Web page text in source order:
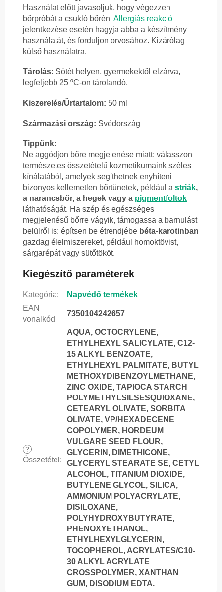
Használat előtt javasoljuk, hogy végezzen
bőrpróbát a csukló bőrén. Allergiás reakció
jelentkezése esetén hagyja abba a készítmény
használatát, és forduljon orvosához. Kizárólag
külső használatra.
Tárolás: Sötét helyen, gyermekektől elzárva,
legfeljebb 25 ºC-on tárolandó.
Kiszerelés/Űrtartalom: 50 ml
Származási ország: Svédország
Tippünk:
Ne aggódjon bőre megjelenése miatt: válasszon
természetes összetételű kozmetikumaink széles
kínálatából, amelyek segíthetnek enyhíteni
bizonyos kellemetlen bőrtünetek, például a striák,
a narancsbőr, a hegek vagy a pigmentfoltok
láthatóságát. Ha szép és egészséges
megjelenésű bőrre vágyik, támogassa a barnulást
belülről is: építsen be étrendjébe béta-karotinban
gazdag élelmiszereket, például homoktövist,
sárgarépát vagy sütőtököt.
Kiegészítő paraméterek
Kategória:
Napvédő termékek
EAN
vonalkód:
7350104242657
?
Összetétel :
AQUA, OCTOCRYLENE,
ETHYLHEXYL SALICYLATE, C12-
15 ALKYL BENZOATE,
ETHYLHEXYL PALMITATE, BUTYL
METHOXYDIBENZOYLMETHANE,
ZINC OXIDE, TAPIOCA STARCH
POLYMETHYLSILSESQUIOXANE,
CETEARYL OLIVATE, SORBITA
OLIVATE, VP/HEXADECENE
COPOLYMER, HORDEUM
VULGARE SEED FLOUR,
GLYCERIN, DIMETHICONE,
GLYCERYL STEARATE SE, CETYL
ALCOHOL, TITANIUM DIOXIDE,
BUTYLENE GLYCOL, SILICA,
AMMONIUM POLYACRYLATE,
DISILOXANE,
POLYHYDROXYBUTYRATE,
PHENOXYETHANOL,
ETHYLHEXYLGLYCERIN,
TOCOPHEROL, ACRYLATES/C10-
30 ALKYL ACRYLATE
CROSSPOLYMER, XANTHAN
GUM, DISODIUM EDTA.